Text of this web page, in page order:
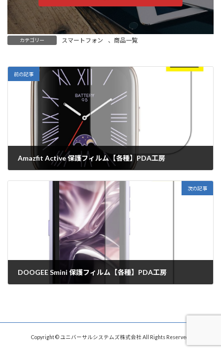
カテゴリー スマートフォン 、 商品一覧
前の記事
Amazfit Active 保護フィルム【各種】PDA工房
次の記事
DOOGEE Smini 保護フィルム【各種】PDA工房
Copyright © ユニバーサルシステムズ株式会社 All Rights Reserved.